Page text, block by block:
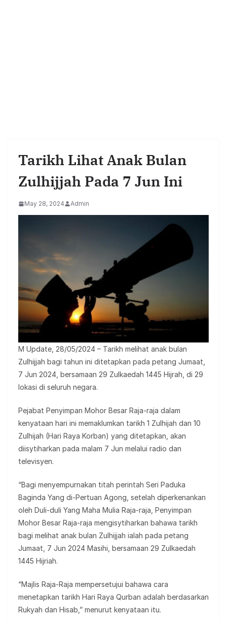
Tarikh Lihat Anak Bulan
Zulhijjah Pada 7 Jun Ini
May 28, 2024 Admin
M Update, 28/05/2024 – Tarikh melihat anak bulan
Zulhijjah bagi tahun ini ditetapkan pada petang Jumaat,
7 Jun 2024, bersamaan 29 Zulkaedah 1445 Hijrah, di 29
lokasi di seluruh negara.
Pejabat Penyimpan Mohor Besar Raja-raja dalam
kenyataan hari ini memaklumkan tarikh 1 Zulhijah dan 10
Zulhijah (Hari Raya Korban) yang ditetapkan, akan
diisytiharkan pada malam 7 Jun melalui radio dan
televisyen.
“Bagi menyempurnakan titah perintah Seri Paduka
Baginda Yang di-Pertuan Agong, setelah diperkenankan
oleh Duli-duli Yang Maha Mulia Raja-raja, Penyimpan
Mohor Besar Raja-raja mengisytiharkan bahawa tarikh
bagi melihat anak bulan Zulhijjah ialah pada petang
Jumaat, 7 Jun 2024 Masihi, bersamaan 29 Zulkaedah
1445 Hijriah.
“Majlis Raja-Raja mempersetujui bahawa cara
menetapkan tarikh Hari Raya Qurban adalah berdasarkan
Rukyah dan Hisab,” menurut kenyataan itu.